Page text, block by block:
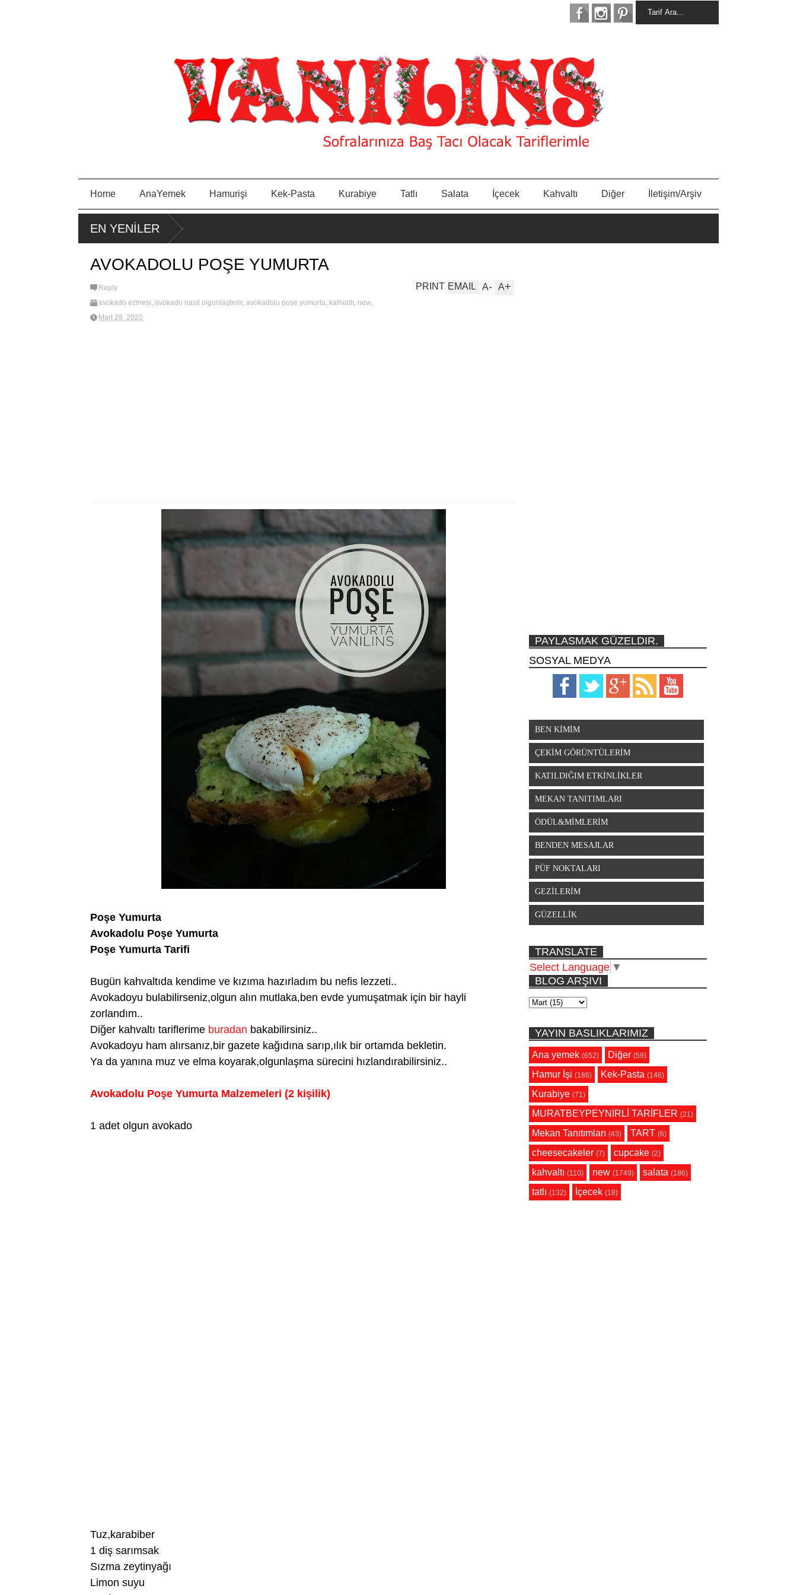
Home AnaYemek Hamurişi Kek-Pasta Kurabiye Tatlı Salata İçecek Kahvaltı Diğer İletişim/Arşiv
EN YENİLER
AVOKADOLU POŞE YUMURTA
Reply
avokado ezmesi, avokado nasıl olgunlaştırılır, avokadolu poşe yumurta, kahvaltı, new,
Mart 28, 2020
A+
A-
EMAIL
PRINT
Poşe Yumurta
Avokadolu Poşe Yumurta
Poşe Yumurta Tarifi
Bugün kahvaltıda kendime ve kızıma hazırladım bu nefis lezzeti..
Avokadoyu bulabilirseniz,olgun alın mutlaka,ben evde yumuşatmak için bir hayli
zorlandım..
Diğer kahvaltı tariflerime buradan bakabilirsiniz..
Avokadoyu ham alırsanız,bir gazete kağıdına sarıp,ılık bir ortamda bekletin.
Ya da yanına muz ve elma koyarak,olgunlaşma sürecini hızlandırabilirsiniz..
Avokadolu Poşe Yumurta Malzemeleri (2 kişilik)
1 adet olgun avokado
Tuz,karabiber
1 diş sarımsak
Sızma zeytinyağı
Limon suyu
PAYLASMAK GÜZELDIR.
SOSYAL MEDYA
BEN KİMİM
ÇEKİM GÖRÜNTÜLERİM
KATILDIĞIM ETKİNLİKLER
MEKAN TANITIMLARI
ÖDÜL&MİMLERİM
BENDEN MESAJLAR
PÜF NOKTALARI
GEZİLERİM
GÜZELLİK
TRANSLATE
Select Language ▼
BLOG ARŞIVI
YAYIN BASLIKLARIMIZ
Ana yemek (652) Diğer (59)
Hamur İşi (186) Kek-Pasta (146)
Kurabiye (71)
MURATBEYPEYNİRLİ TARİFLER (21)
Mekan Tanıtımları (43) TART (6)
cheesecakeler (7) cupcake (2)
kahvaltı (110) new (1749) salata (186)
tatlı (132) İçecek (18)